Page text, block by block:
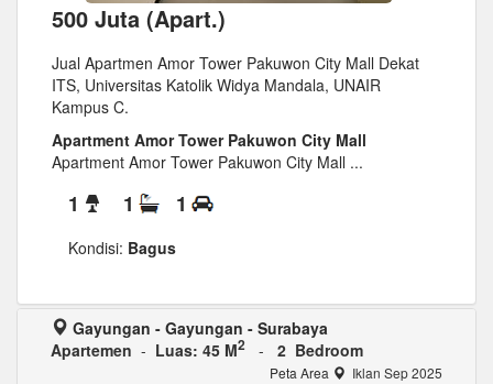
500 Juta (Apart.)
Jual Apartmen Amor Tower Pakuwon City Mall Dekat
ITS, Universitas Katolik Widya Mandala, UNAIR
Kampus C.
Apartment Amor Tower Pakuwon City Mall
Apartment Amor Tower Pakuwon City Mall ...
1 1 1
Kondisi: Bagus
Gayungan - Gayungan - Surabaya
Apartemen - Luas: 45 M2 - 2 Bedroom
Peta Area Iklan Sep 2025